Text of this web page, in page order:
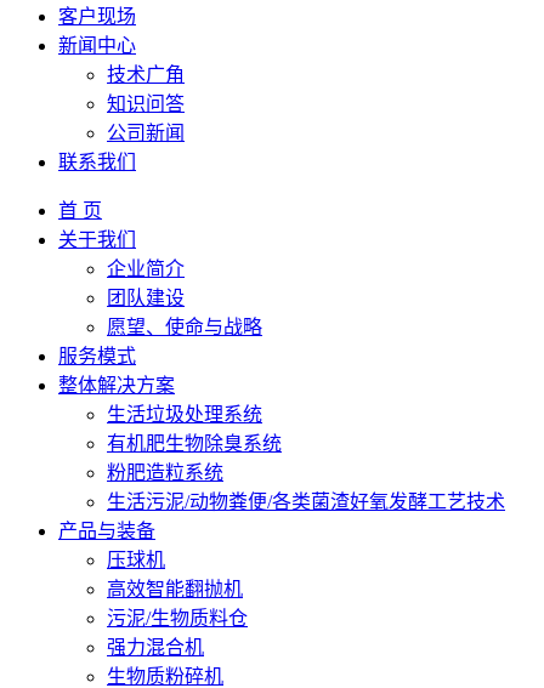
客户现场
新闻中心
技术广角
知识问答
公司新闻
联系我们
首 页
关于我们
企业简介
团队建设
愿望、使命与战略
服务模式
整体解决方案
生活垃圾处理系统
有机肥生物除臭系统
粉肥造粒系统
生活污泥/动物粪便/各类菌渣好氧发酵工艺技术
产品与装备
压球机
高效智能翻抛机
污泥/生物质料仓
强力混合机
生物质粉碎机